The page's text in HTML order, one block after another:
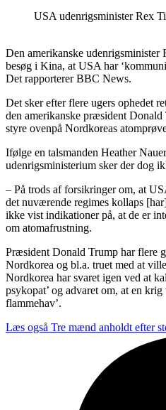
USA udenrigsminister Rex
Den amerikanske udenrigsminister
besøg i Kina, at USA har
Det rapporterer BBC News.
Det sker efter flere ugers ophedet
den amerikanske præsident
styre ovenpå Nordkoreas
Ifølge en talsmanden Heather
udenrigsministerium sker der dog
– På trods af forsikringer om, at
det nuværende regimes kollaps
ikke vist indikationer på, at de er
om atomafrustning.
Præsident Donald Trump har flere
Nordkorea og bl.a. truet med at
Nordkorea har svaret igen ved at
psykopat’ og advaret om, at en
flammehav’.
Læs også Tre mænd anholdt efter